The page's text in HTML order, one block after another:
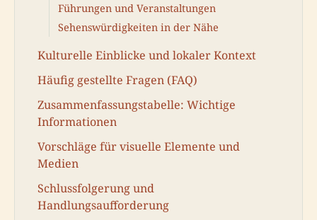
Führungen und Veranstaltungen
Sehenswürdigkeiten in der Nähe
Kulturelle Einblicke und lokaler Kontext
Häufig gestellte Fragen (FAQ)
Zusammenfassungstabelle: Wichtige
Informationen
Vorschläge für visuelle Elemente und
Medien
Schlussfolgerung und
Handlungsaufforderung